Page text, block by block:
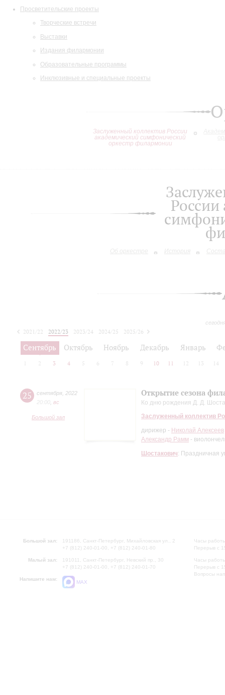
Просветительские проекты
Творческие встречи
Выставки
Издания филармонии
Образовательные программы
Инклюзивные и специальные проекты
Заслуженный коллектив России
академический симфонический
оркестр филармонии
Об оркестре История
2021/22 2022/23 2023/24 2024/25
2025/26
2026/27
Сентябрь Октябрь Ноябрь Декабрь Январь
2 3 4 5 6 7 8 9 10 11 12 13 14
25 сентября 2022
20:00 вc
Большой зал
Открытие сезона
Ко дню рождения Д. Д.
Заслуженный коллектив
дирижер - Николай Алексеев
Александр Рамм -
Шостакович: Праздничная
Большой зал:
191186, Санкт-Петербург, Михайловская ул., 2
+7 (812) 240-01-00, +7 (812) 240-01-80
Малый зал:
191011, Санкт-Петербург, Невский пр., 30
+7 (812) 240-01-00, +7 (812) 240-01-70
Напишите нам:
MAX
Часы
Перерыв с
Часы
Перерыв с
Вопросы